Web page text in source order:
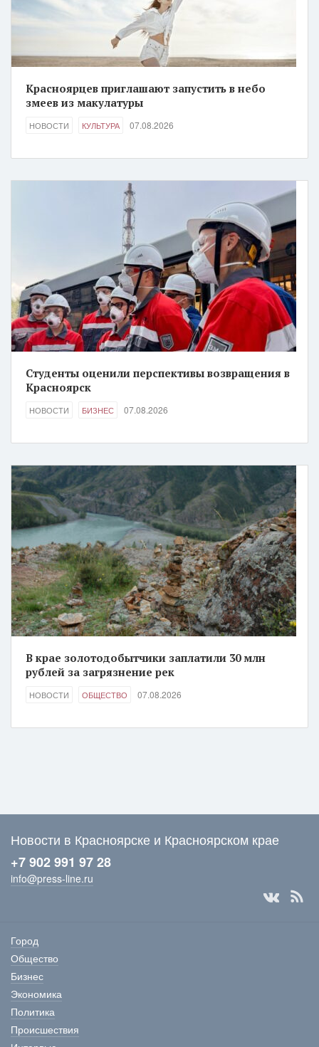
Красноярцев приглашают запустить в небо
змеев из макулатуры
НОВОСТИ КУЛЬТУРА 07.08.2026
Студенты оценили перспективы возвращения в
Красноярск
НОВОСТИ БИЗНЕС 07.08.2026
В крае золотодобытчики заплатили 30 млн
рублей за загрязнение рек
НОВОСТИ ОБЩЕСТВО 07.08.2026
Новости в Красноярске и Красноярском крае
+7 902 991 97 28
info@press-line.ru
Город
Общество
Бизнес
Экономика
Политика
Происшествия